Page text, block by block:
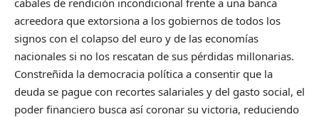
acreedora que extorsiona a los gobiernos de todos los
signos con el colapso del euro y de las economías
nacionales si no los rescatan de sus pérdidas millonarias.
Constreñida la democracia política a consentir que la
deuda se pague con recortes salariales y del gasto social, el
poder financiero busca así coronar su victoria, reduciendo